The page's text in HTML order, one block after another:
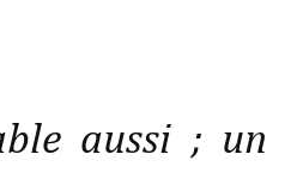
aussi ; un